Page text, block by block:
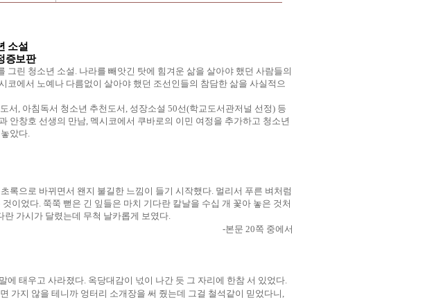
소설
증보판
그린 청소년 소설 나라를 빼앗긴 탓에 힘겨운 삶을 살아야 했던 사람들의
코에서 노예나 다름없이 살아야 했던 조선인들의 참담한 삶을 사실적으
서 아침독서 청소년 추천도서 성장소설 50선(학교도서관저널 선정) 등
안창호 선생의 만남, 멕시코에서 쿠바로의 이민 여정을 추가하고 청소년
았다.
록으로 바뀌면서 왠지 불길한 느낌이 들기 시작했다. 멀리서 푸른 벼처럼
것이었다. 쭉쭉 뻗은 긴 잎들은 마치 기다란 칼날을 수십 개 꽃아 놓은 것처
란 가시가 달렸는데 무척 날카롭게 보였다.
-본문 20쪽 중에서
에 태우고 사라졌다. 옥당대감이 넋이 나간 듯 그 자리에 한참 서 있었다.
가지 않을 테니까 엉터리 소개장을 써 줬는데 그걸 철석같이 믿었다니 ,